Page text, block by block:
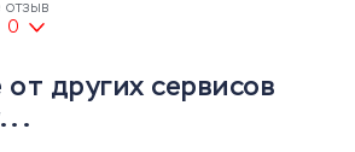
отзыв
0
от других сервисов